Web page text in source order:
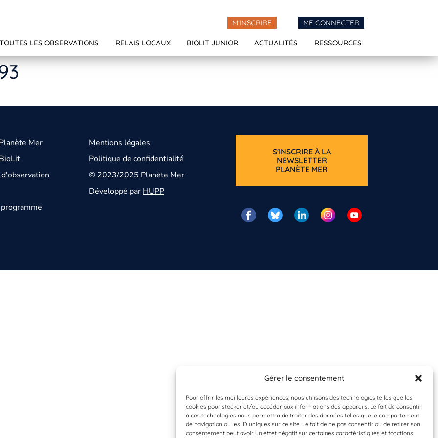
Gérer le consentement
Pour offrir les meilleures expériences, nous utilisons des technologies telles que les
cookies pour stocker et/ou accéder aux informations des appareils. Le fait de consentir
à ces technologies nous permettra de traiter des données telles que le comportement
de navigation ou les ID uniques sur ce site. Le fait de ne pas consentir ou de retirer son
consentement peut avoir un effet négatif sur certaines caractéristiques et fonctions.
M'INSCRIRE ME CONNECTER
TOUTES LES OBSERVATIONS RELAIS LOCAUX BIOLIT JUNIOR ACTUALITÉS RESSOURCES
Mer
Mentions légales
Politique de confidentialité
© 2023/2025 Planète Mer
Développé parHUPP
S'INSCRIRE À LA
NEWSLETTER
PLANÈTE MER